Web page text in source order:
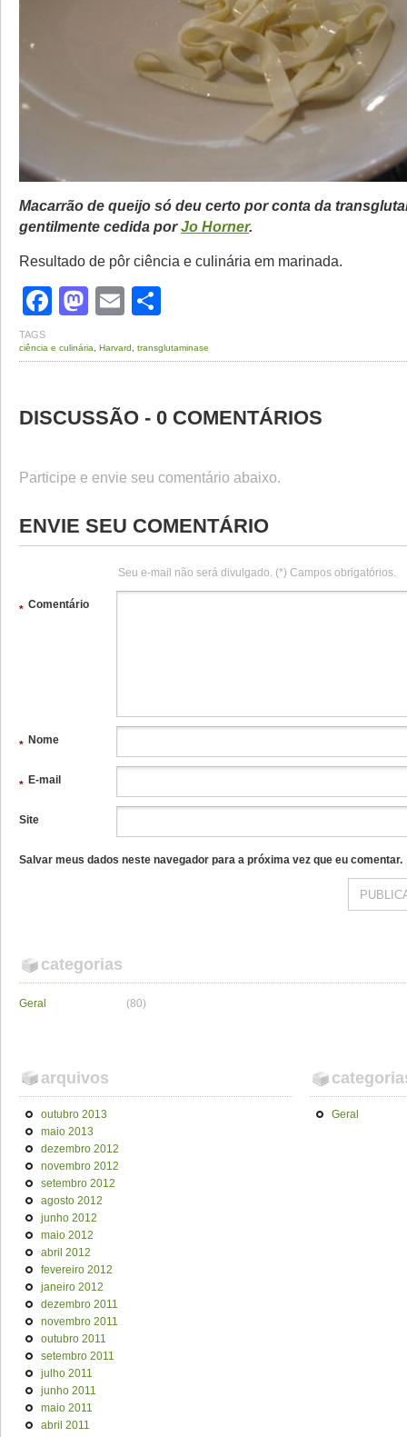
Macarrão de queijo só deu certo por conta da
gentilmente cedida porJo Horner.
Resultado de pôr ciência e culinária em marinada.
Facebook
Mastodon
Email
TAGS
ciência e culinária Harvard transglutaminase
DISCUSSÃO - 0 COMENTÁRIOS
Participe e envie seu comentário abaixo.
ENVIE SEU COMENTÁRIO
Seu e-mail não será divulgado. (*) Campos obrigatórios.
Comentário
*
Nome
*
E-mail
*
Site
Salvar meus dados neste navegador para a próxima vez que eu comentar.
categorias
Geral (80)
arquivos
outubro 2013
maio 2013
dezembro 2012
novembro 2012
setembro 2012
agosto 2012
junho 2012
maio 2012
abril 2012
fevereiro 2012
janeiro 2012
dezembro 2011
novembro 2011
outubro 2011
setembro 2011
julho 2011
junho 2011
maio 2011
abril 2011
Geral